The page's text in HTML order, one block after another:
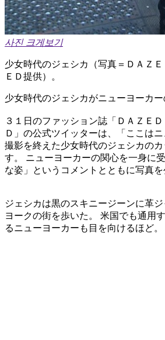
사진 크게보기
少女時代のジェシカ（写真＝ＤＡ
ＥＤ提供）。
少女時代のジェシカがニューヨーカー
３１日のファッション誌「ＤＡＺ
Ｄ」の公式ツイッターは、「ここは
撮影を終えた少女時代のジェシカの
す。 ニューヨーカーの関心を一身に
な姿」というコメントとともに写真を
ジェシカは黒のスキニージーンに革
ヨークの街を歩いた。 米国でも通用
るニューヨーカーも目を向けるほど。